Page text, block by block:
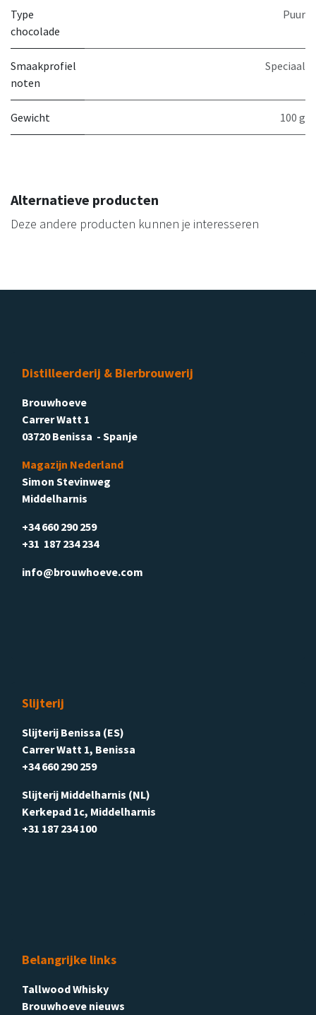
Type
chocolade
Puur
Smaakprofiel
noten
Speciaal
Gewicht 100 g
Alternatieve producten
Deze andere producten kunnen je interesseren
Distilleerderij & Bierbrouwerij
Brouwhoeve
Carrer Watt 1
03720 Benissa - Spanje
Magazijn Nederland
Simon Stevinweg
Middelharnis
+34 660 290 259
+31 187 234 234
info@brouwhoeve.com
Slijterij
Slijterij Benissa (ES)
Carrer Watt 1, Benissa
+34 660 290 259
Slijterij Middelharnis (NL)
Kerkepad 1c, Middelharnis
+31 187 234 100
Belangrijke links
Tallwood Whisky
Brouwhoeve nieuws